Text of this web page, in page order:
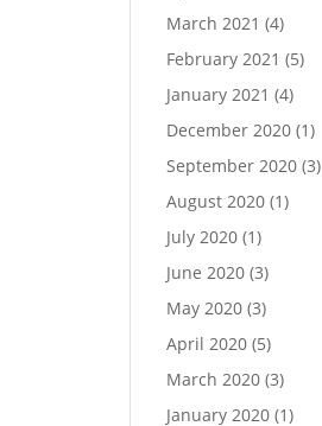
March 2021 (4)
February 2021 (5)
January 2021 (4)
December 2020 (1)
September 2020 (3)
August 2020 (1)
July 2020 (1)
June 2020 (3)
May 2020 (3)
April 2020 (5)
March 2020 (3)
January 2020 (1)